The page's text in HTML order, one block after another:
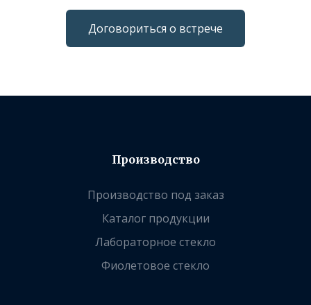
Договориться о встрече
Производство
Производство под заказ
Каталог продукции
Лабораторное стекло
Фиолетовое стекло